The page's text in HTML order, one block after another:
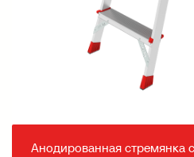
Анодированная стремянка